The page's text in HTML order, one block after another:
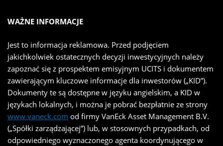
WAŻNE INFORMACJE
Jest to informacja reklamowa. Przed podjęciem
jakichkolwiek ostatecznych decyzji inwestycyjnych należy
zapoznać się z prospektem emisyjnym UCITS i dokumentem
zawierającym kluczowe informacje dla inwestorów („KID”).
Dokumenty te są dostępne w języku angielskim, a KID w
językach lokalnych, i można je pobrać bezpłatnie ze strony
www.vaneck.com od firmy VanEck Asset Management B.V.
(„Spółki zarządzającej”) lub, w stosownych przypadkach, od
odpowiedniego wyznaczonego agenta koordynującego w